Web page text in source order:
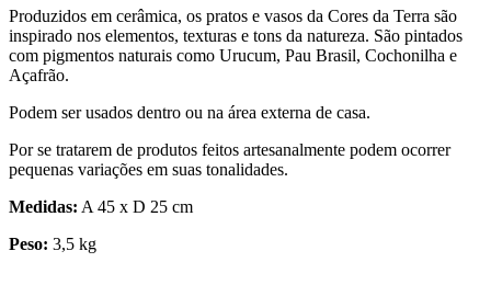
Produzidos em cerâmica, os pratos e vasos da Cores da Terra são
inspirado nos elementos, texturas e tons da natureza. São pintados
com pigmentos naturais como Urucum, Pau Brasil, Cochonilha e
Açafrão.
Podem ser usados dentro ou na área externa de casa.
Por se tratarem de produtos feitos artesanalmente podem ocorrer
pequenas variações em suas tonalidades.
Medidas: A 45 x D 25 cm
Peso: 3,5 kg